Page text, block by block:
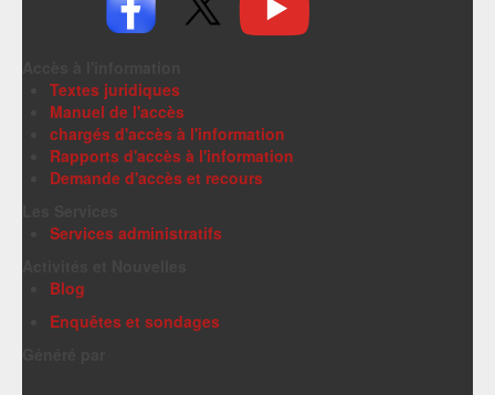
Textes juridiques
Manuel de l'accès
chargés d'accès à l'information
Rapports d'accès à l'information
Demande d'accès et recours
Services administratifs
Blog
Enquêtes et sondages